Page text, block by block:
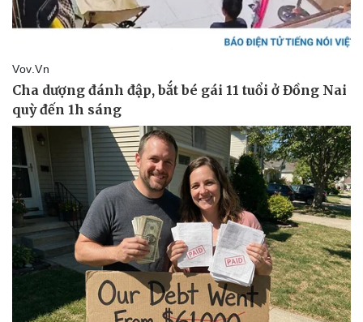
Pháp luật
Vụ án
Tin nóng
Tư vấn luật
Quân sự - Quốc phòng
Vũ khí
Việt Nam
Phân tích